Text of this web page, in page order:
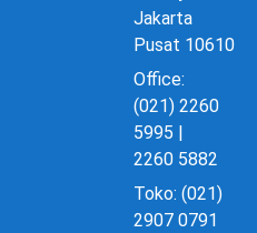
Jakarta
Pusat 10610
Office:
(021) 2260
5995 |
2260 5882
Toko: (021)
2907 0791